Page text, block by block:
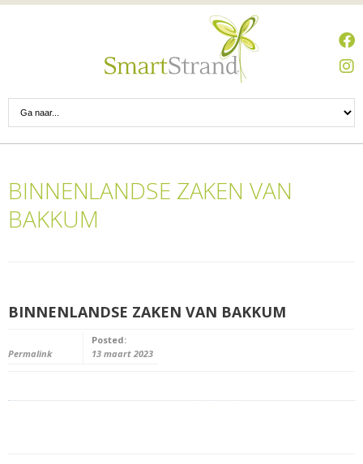
BINNENLANDSE ZAKEN VAN
BAKKUM
BINNENLANDSE ZAKEN VAN BAKKUM
Permalink
Posted:
13 maart 2023